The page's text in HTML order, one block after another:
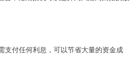
支付任何利息，可以节省大量的资金成